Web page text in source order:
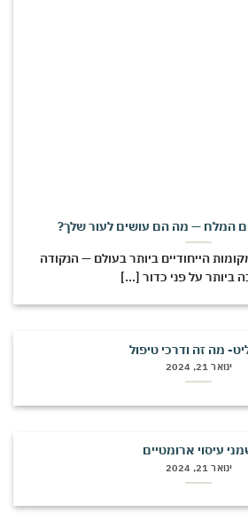
הייחודיים ביותר בעולם — הנקודה
על פני כדור [...]
זה ודרכי טיפול
ארומטיים